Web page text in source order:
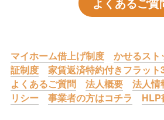
マイホーム借上げ制度 かせるスト
証制度
家賃返済特約付きフラット
よくあるご質問
法人概要 法人情
リシー
事業者の方はコチラ HLP